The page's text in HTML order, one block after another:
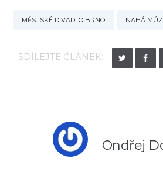
MĚSTSKÉ DIVADLO BRNO NAHÁ
SDÍLEJTE ČLÁNEK:
Ondřej